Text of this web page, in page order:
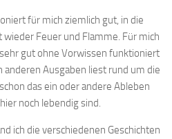
für mich ziemlich gut, in die
wieder Feuer und Flamme. Für mich
gut ohne Vorwissen funktioniert
anderen Ausgaben liest rund um die
das ein oder andere Ableben
noch lebendig sind.
ich die verschiedenen Geschichten